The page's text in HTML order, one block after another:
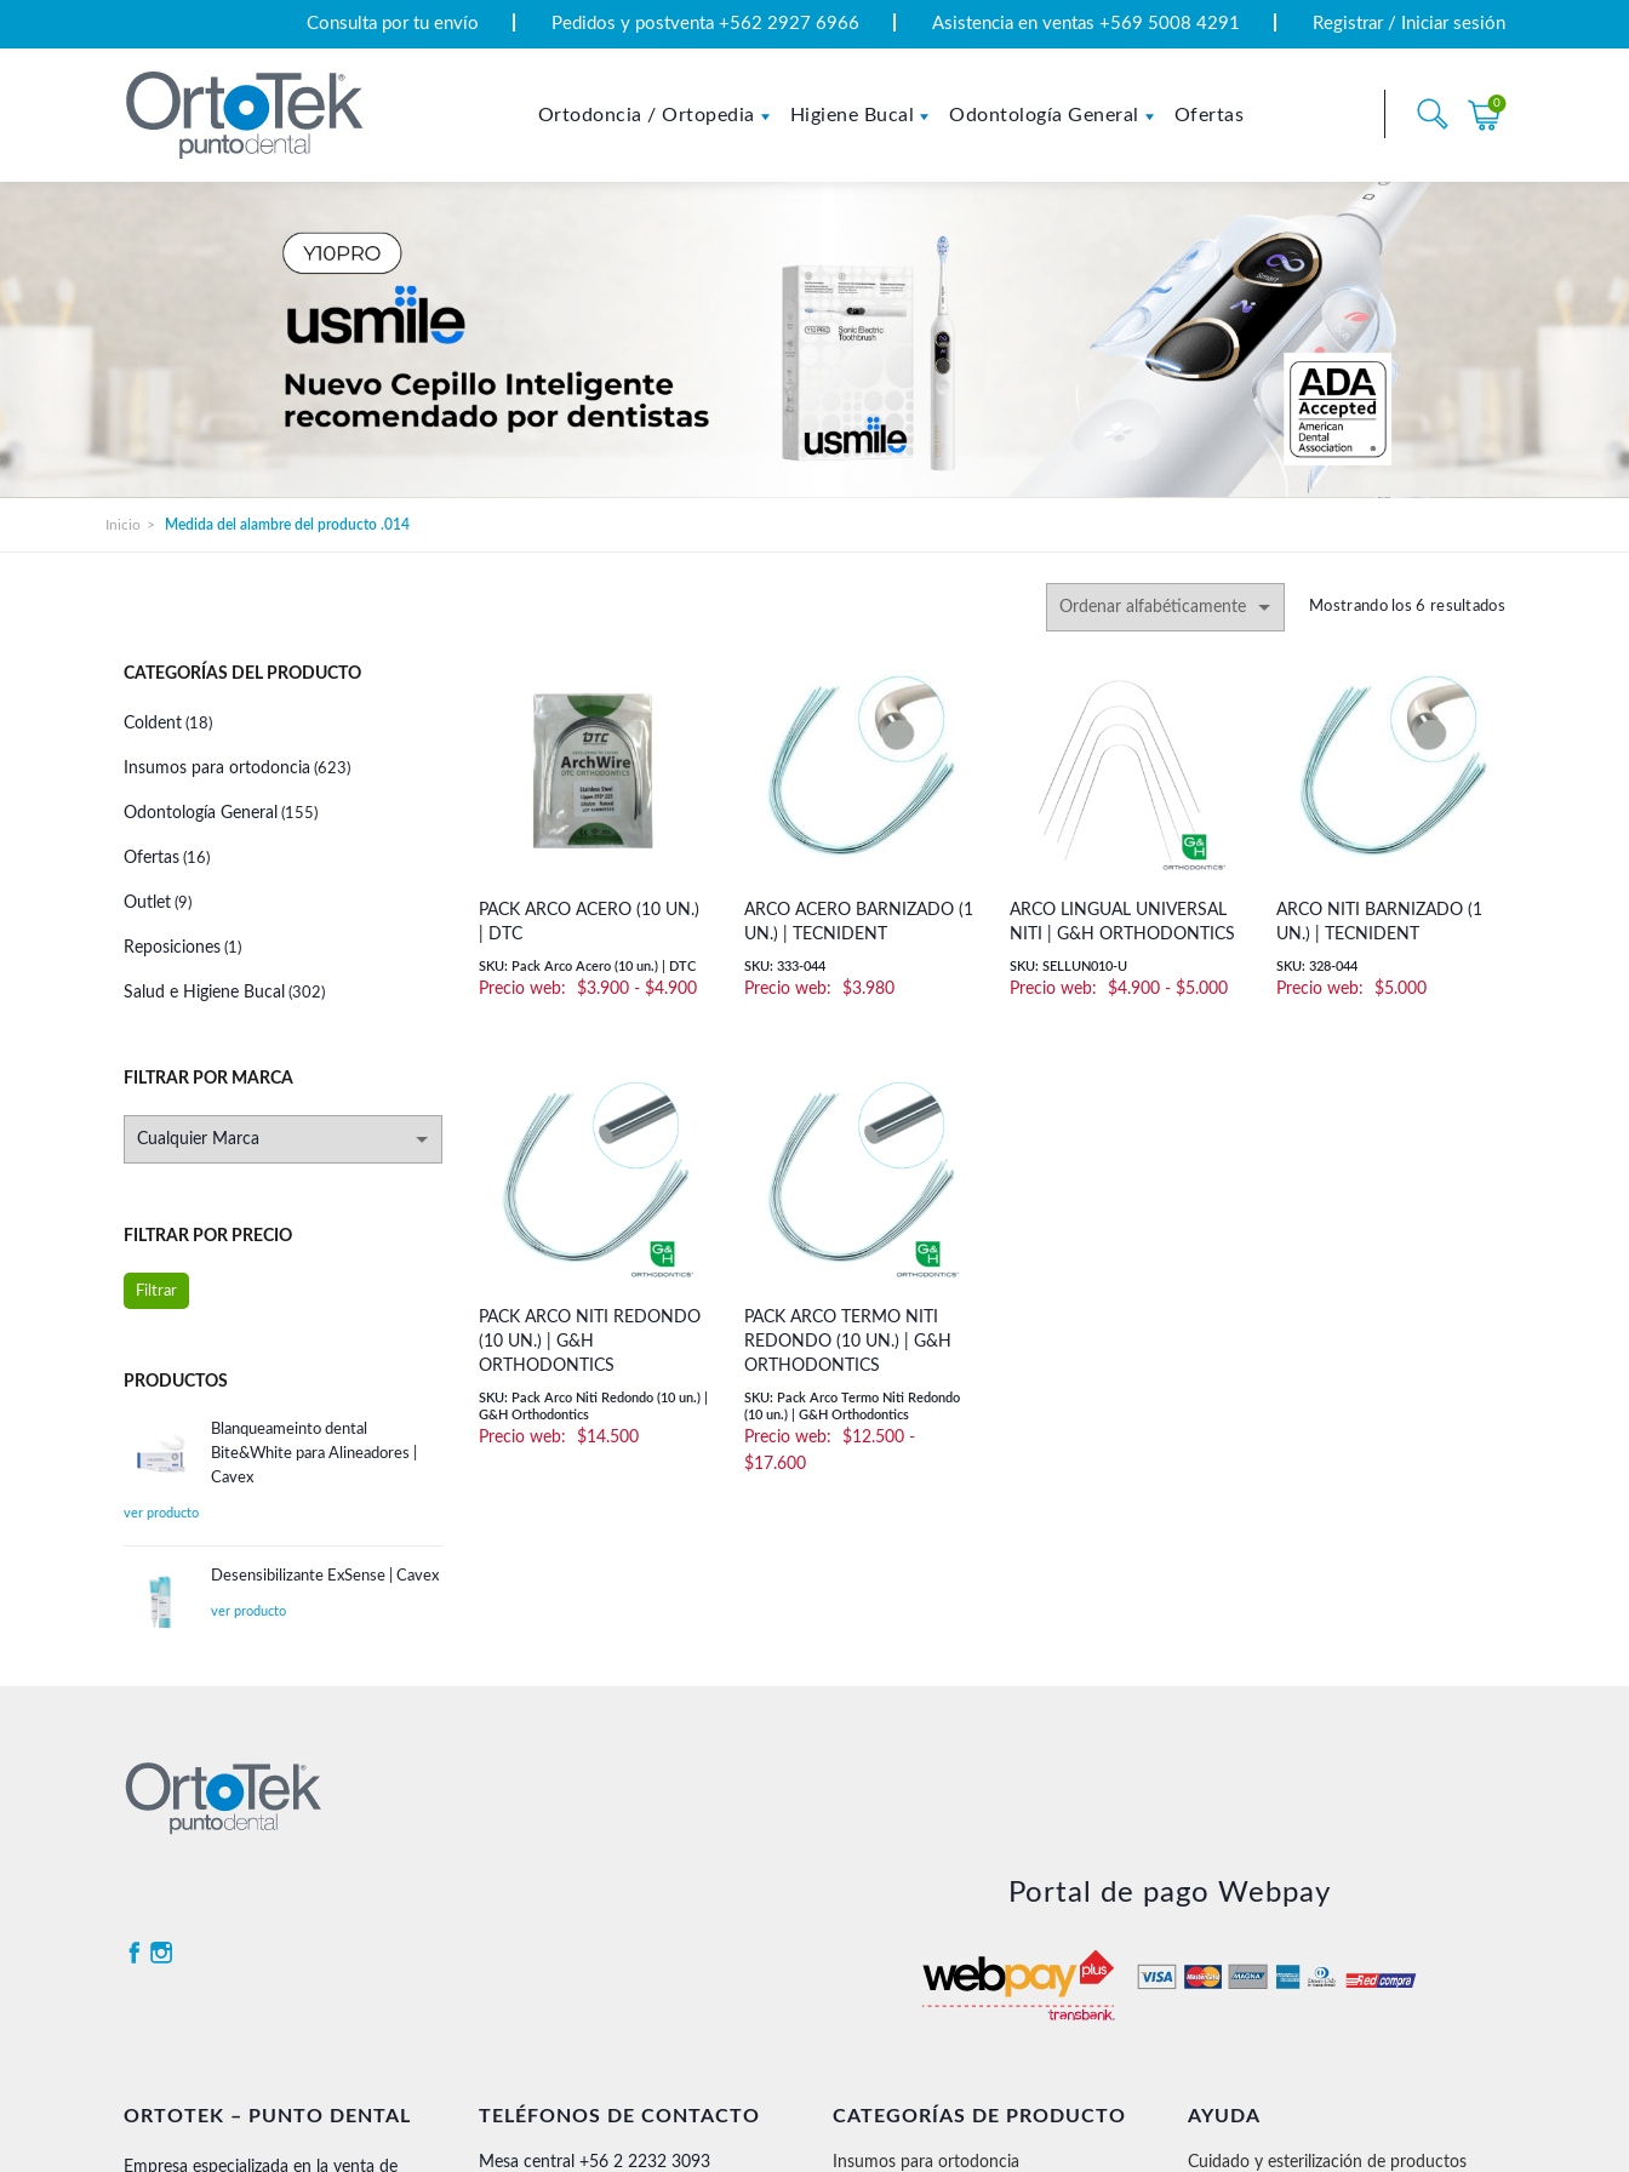
Consulta por tu envío Pedidos y postventa +562 2927 6966 Asistencia en ventas +569 5008 4291 Registrar / Iniciar sesión
Ortodoncia / Ortopedia Higiene Bucal Odontología General Ofertas
0
Inicio Medida del alambre del producto .014
Mostrando los 6 resultados
PACK ARCO ACERO (10 UN.)
| DTC
SKU: Pack Arco Acero (10 un.) | DTC
$3.900 - $4.900Rango
ARCO ACERO BARNIZADO (1
UN.) | TECNIDENT
SKU: 333-044
$3.980
ARCO LINGUAL UNIVERSAL
NITI | G&H ORTHODONTICS
SKU: SELLUN010-U
$4.900 - $5.000Rango
ARCO NITI BARNIZADO (1
UN.) | TECNIDENT
SKU: 328-044
$5.000
PACK ARCO NITI REDONDO
(10 UN.) | G&H
ORTHODONTICS
SKU: Pack Arco Niti Redondo (10 un.) |
G&H Orthodontics
$14.500
PACK ARCO TERMO NITI
REDONDO (10 UN.) | G&H
ORTHODONTICS
SKU: Pack Arco Termo Niti Redondo
(10 un.) | G&H Orthodontics
$12.500 -
$17.600Rango
CATEGORÍAS DEL PRODUCTO
Coldent (18)
Insumos para ortodoncia (623)
Odontología General (155)
Ofertas (16)
Outlet (9)
Reposiciones (1)
Salud e Higiene Bucal (302)
FILTRAR POR MARCA
FILTRAR POR PRECIO
Precio
Precio
Filtrar
PRODUCTOS
Blanqueameinto dental
Bite&White para Alineadores |
Cavex
Desensibilizante ExSense | Cavex
Portal de pago Webpay
ORTOTEK – PUNTO DENTAL
Empresa especializada en la venta de
TELÉFONOS DE CONTACTO
Mesa central +56 2 2232 3093
CATEGORÍAS DE PRODUCTO
Insumos para ortodoncia
AYUDA
Cuidado y esterilización de productos